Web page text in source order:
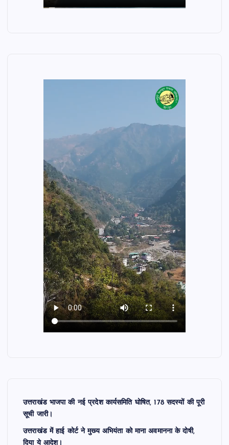
उत्तराखंड भाजपा की नई प्रदेश कार्यसमिति घोषित, 178 सदस्यों की पूरी
सूची जारी।
उत्तराखंड में हाई कोर्ट ने मुख्य अभियंता को माना अवमानना के दोषी,
दिया ये आदेश।